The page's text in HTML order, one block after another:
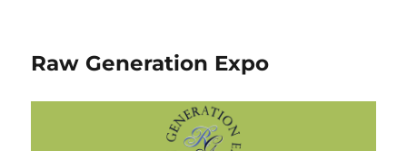
Raw Generation Expo